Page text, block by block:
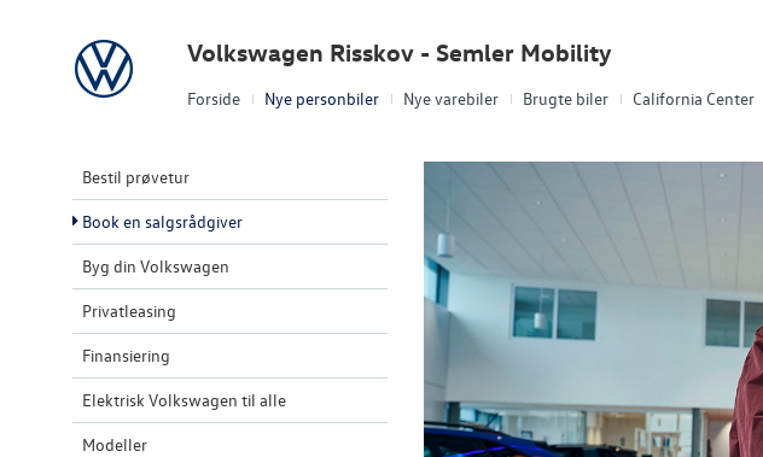
Forside Nye personbiler Nye varebiler Brugte biler California Center
Volkswagen Volkswagen Risskov - Semler Mobility
Bestil prøvetur
Book en salgsrådgiver
Byg din Volkswagen
Privatleasing
Finansiering
Elektrisk Volkswagen til alle
Modeller